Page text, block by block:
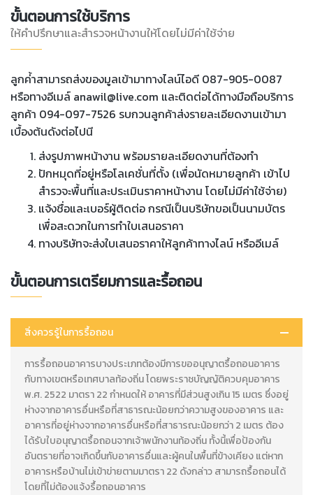
ขั้นตอนการใช้บริการ
ให้คำปรึกษาและสำรวจหน้างานให้โดยไม่มีค่าใช้จ่าย
ลูกค่้าสามารถส่งของมูลเข้ามาทางไลน์ไอดี 087-905-0087
หรือทางอีเมล์ anawil@live.com และติดต่อได้ทางมือถือบริการ
ลูกค้า 094-097-7526 รบกวนลูกค้าส่งรายละเอียดงานเข้ามา
เบื้องต้นดังต่อไปนี
ส่งรูปภาพหน้างาน พร้อมรายละเอียดงานที่ต้องทำ
ปักหมุดที่อยู่หรือโลเคชั่นที่ตั้ง (เพื่อนัดหมายลูกค้า เข้าไป
สำรวจะพื้นที่และประเมินราคาหน้างาน โดยไม่มีค่าใช้จ่าย)
แจ้งชื่อและเบอร์ผู้ติดต่อ กรณีเป็นบริษัทขอเป็นนามบัตร
เพื่อสะดวกในการทำใบเสนอราคา
ทางบริษัทจะส่งใบเสนอราคาให้ลูกค้าทางไลน์ หรืออีเมล์
ขั้นตอนการเตรียมการและรื้อถอน
สิ่งควรรู้ในการรื้อถอน
การรื้อถอนอาคารบางประเภทต้องมีการขออนุญาตรื้อถอนอาคาร
กับทางเขตหรือเทศบาลท้องถิ่น โดยพระราชบัญญัติควบคุมอาคาร
พ.ศ. 2522 มาตรา 22 กำหนดให้ อาคารที่มีส่วนสูงเกิน 15 เมตร ซึ่งอยู่
ห่างจากอาคารอื่นหรือที่สาธารณะน้อยกว่าความสูงของอาคาร และ
อาคารที่อยู่ห่างจากอาคารอื่นหรือที่สาธารณะน้อยกว่า 2 เมตร ต้อง
ได้รับใบอนุญาตรื้อถอนจากเจ้าพนักงานท้องถิ่น ทั้งนี้เพื่อป้องกัน
อันตรายที่อาจเกิดขึ้นกับอาคารอื่นและผู้คนในพื้นที่ข้างเคียง แต่หาก
อาคารหรือบ้านไม่เข้าข่ายตามมาตรา 22 ดังกล่าว สามารถรื้อถอนได้
โดยที่ไม่ต้องแจ้งรื้อถอนอาคาร